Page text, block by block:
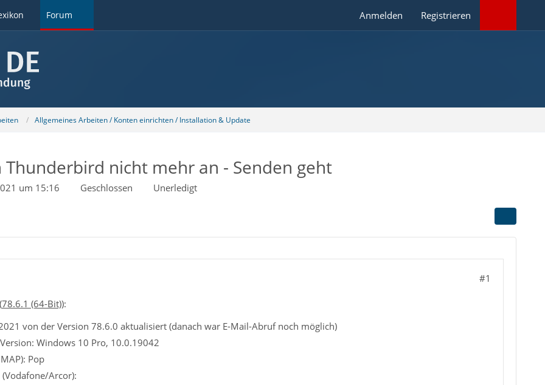
Forum Anmelden Registrieren
Allgemeines Arbeiten / Konten einrichten / Installation & Update
nicht mehr an - Senden geht
um 15:16 Geschlossen Unerledigt
#1
78.6.1 (64-Bit)):
von der Version 78.6.0 aktualisiert (danach war E-Mail-Abruf noch möglich)
Windows 10 Pro, 10.0.19042
Pop
Arcor):